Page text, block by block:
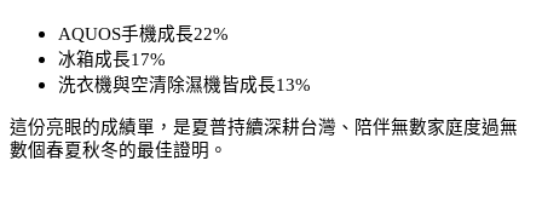
AQUOS手機成長22%
冰箱成長17%
洗衣機與空清除濕機皆成長13%
這份亮眼的成績單，是夏普持續深耕台灣、陪伴無數家庭度過無
數個春夏秋冬的最佳證明。